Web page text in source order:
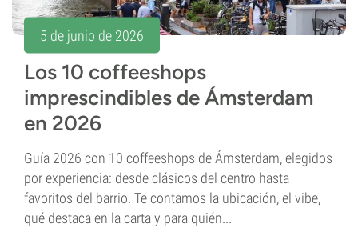
5 de junio de 2026
Los 10 coffeeshops
imprescindibles de Ámsterdam
en 2026
Guía 2026 con 10 coffeeshops de Ámsterdam, elegidos
por experiencia: desde clásicos del centro hasta
favoritos del barrio. Te contamos la ubicación, el vibe,
qué destaca en la carta y para quién...